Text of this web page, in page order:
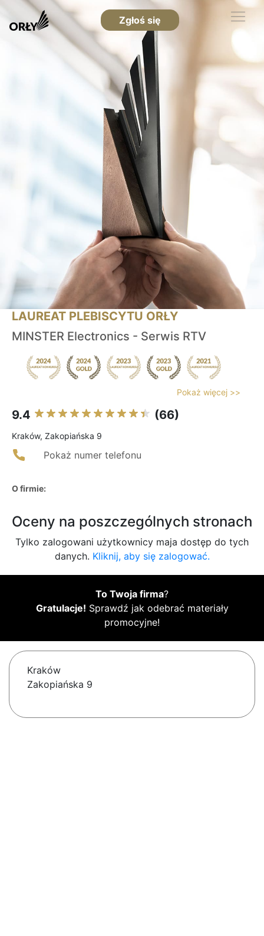
Zgłoś się
LAUREAT PLEBISCYTU ORŁY
MINSTER Electronics - Serwis RTV
Pokaż więcej >>
9.4 (66)
Kraków, Zakopiańska 9
Pokaż numer telefonu
O firmie:
Oceny na poszczególnych stronach
Tylko zalogowani użytkownicy maja dostęp do tych
danych. Kliknij, aby się zalogować.
To Twoja firma?
Gratulacje! Sprawdź jak odebrać materiały
promocyjne!
Kraków
Zakopiańska 9